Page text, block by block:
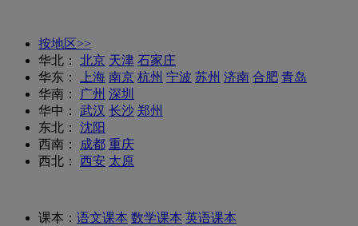
按地区>>
华北：
北京 天津 石家庄
华东：
上海 南京 杭州 宁波 苏州 济南 合肥 青岛
华南：
广州 深圳
华中：
武汉 长沙 郑州
东北：
沈阳
西南：
成都 重庆
西北：
西安 太原
课本： 语文课本 数学课本 英语课本